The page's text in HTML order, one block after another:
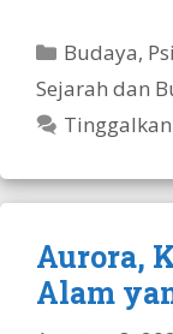
Kategori
Budaya,
Sejarah dan
Aurora,
Alam